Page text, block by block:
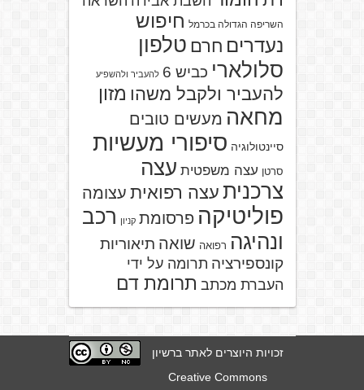
השריפה הגדולה בכרמל חיפוש
נעדרים חרם טלפון
סלולארי כביש 6 להעביר ולהשפיע
להעביר ולקבל משהו מזון
מחאה מעשים טובים
סיינטולוגיה סיפורי מעשיות
סרטן עצה משפטית עצה
צרכנית עצה רפואית עצומה
פוליטיקה פרסומת קניון רכב
ונהיגה רפואה שואה תיאוריות
קונספירציה תרומה על ידי
העברת מכתב תרומת דם
זכויות היוצרים לאתר ברשיון
Creative Commons